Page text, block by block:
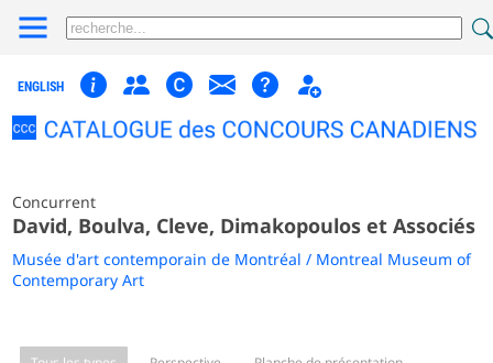
ENGLISH
Concurrent
David, Boulva, Cleve, Dimakopoulos et Associés
Musée d'art contemporain de Montréal / Montreal Museum of
Contemporary Art